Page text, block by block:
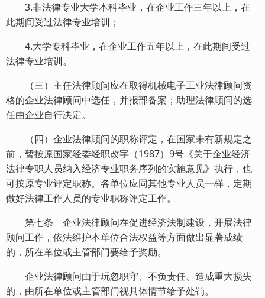
3.非法律专业大学本科毕业，在企业工作三年以上，在
此期间受过法律专业培训；
4.大学专科毕业，在企业工作五年以上，在此期间受过
法律专业培训。
（三）主任法律顾问应在取得机械电子工业法律顾问资
格的企业法律顾问中选任，并报部备案；助理法律顾问的选
任由企业自行决定。
（四）企业法律顾问的职称评定，在国家未有新规定之
前，暂按原国家经委经职改字（1987）9号《关于企业经济
法律专职人员纳入经济专业职务序列的实施意见》执行，也
可按原专业评定职称。各单位应同其他专业人员一样，定期
做好法律工作人员的专业职称评定工作。
第七条 企业法律顾问在促进经济法制建设，开展法律
顾问工作，依法维护本单位合法权益等方面做出显著成绩
的，所在单位或主管部门要给予奖励。
企业法律顾问由于玩忽职守、不负责任、造成重大损失
的，由所在单位或主管部门视具体情节给予处罚。